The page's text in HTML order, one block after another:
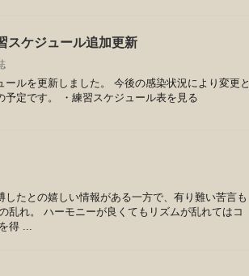
スケジュール追加更新
ールを更新しました。 今後の感染状況により変更と
定です。 ・練習スケジュール表を見る
たとの嬉しい情報がある一方で、有り難い苦言も
乱れ。 ハーモニーが良くてもリズムが乱れてはコ
得 ...